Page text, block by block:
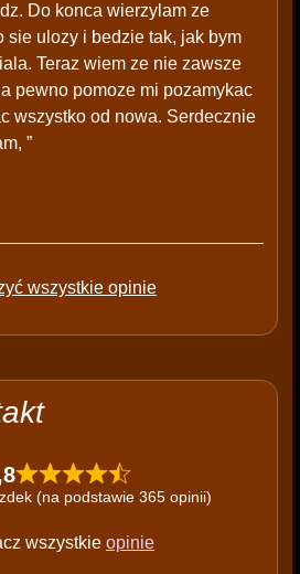
Do konca wierzylam ze
sie ulozy i bedzie tak, jak bym
Teraz wiem ze nie zawsze
pewno pomoze mi pozamykac
wszystko od nowa. Serdecznie
”
wszystkie opinie
(na podstawie 365 opinii)
wszystkie opinie